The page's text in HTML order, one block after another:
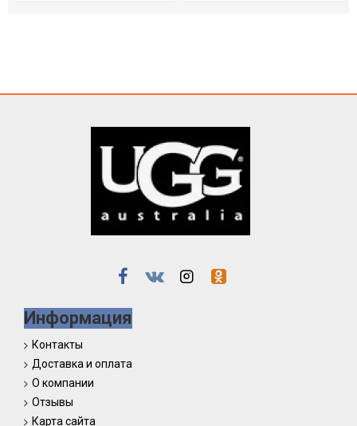
Информация
Контакты
Доставка и оплата
О компании
Отзывы
Карта сайта